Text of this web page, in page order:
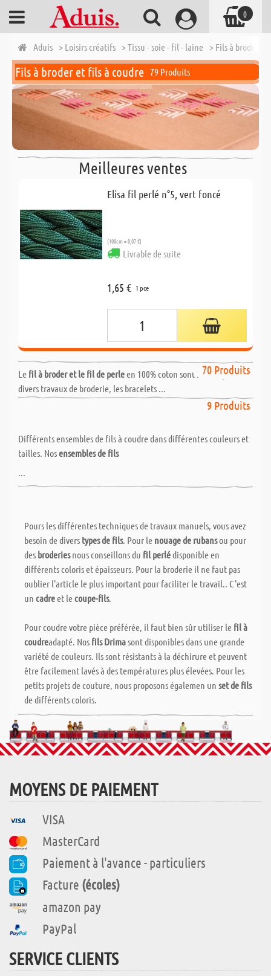
Aduis > Loisirs créatifs > Tissu - soie - fil - laine > Fils à broder
Fils à broder et fils à coudre 79 Produits
Meilleures ventes
Elisa fil perlé n°5, vert foncé
(100cm = 0,07 €)
Livrable de suite
1,65 € 1 pce
70 Produits
Le fil à broder et le fil de perleen 100% coton sont idéaux pour
divers travaux de broderie, les bracelets ...
9 Produits
Sets de fils à coudre & fils à coudre
Différents ensembles de fils à coudre dans différentes couleurs et
tailles. Nosensembles de fils
...
Pours les différentes techniques de travaux manuels, vous avez
besoin de divers types de fils. Pour le nouage de rubansou pour
des broderiesnous conseillons du fil perlédisponible en
différents coloris et épaisseurs. Pour la broderie il ne faut pas
oublier l'article le plus important pour faciliter le travail.. C'est
un cadreet lecoupe-fils.
Pour coudre votre pièce préférée, il faut bien sûr utiliser le fil à
coudreadapté. Nos fils Drimasont disponibles dans une grande
variété de couleurs. Ils sont résistants à la déchirure et peuvent
être facilement lavés à des températures plus élevées. Pour les
petits projets de couture, nous proposons égalemen un set de fils
de différents coloris.
MOYENS DE PAIEMENT
VISA
MasterCard
Paiement à l'avance - particuliers
Facture (écoles)
amazon pay
PayPal
SERVICE CLIENTS
0